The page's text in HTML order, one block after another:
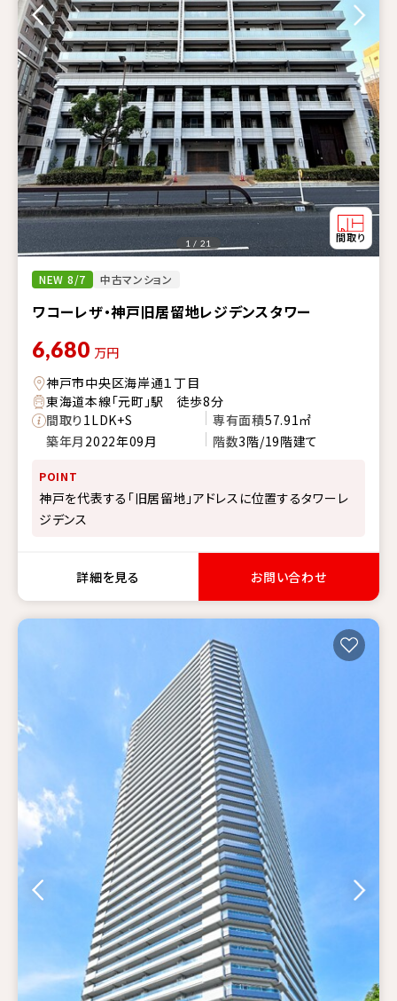
NEW 8/7 中古マンション
ワコーレザ・神戸旧居留地レジデンスタワー
1 / 21
6,680 万円
神戸市中央区海岸通１丁目
東海道本線「元町」駅 徒歩8分
間取り1LDK+S 専有面積57.91㎡
築年月 2022年09月 階数3階/19階建て
POINT
神戸を代表する「旧居留地」アドレスに位置するタワーレ
ジデンス
詳細を見る お問い合わせ